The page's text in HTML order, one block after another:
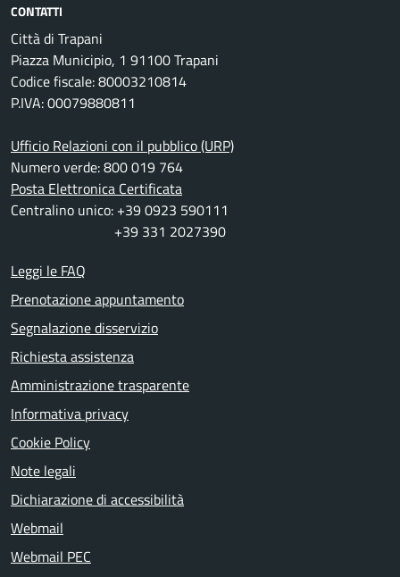
CONTATTI
Città di Trapani
Piazza Municipio, 1 91100 Trapani
Codice fiscale: 80003210814
P.IVA: 00079880811
Ufficio Relazioni con il pubblico (URP)
Numero verde: 800 019 764
Posta Elettronica Certificata
Centralino unico: +39 0923 590111
+39 331 2027390
Leggi le FAQ
Prenotazione appuntamento
Segnalazione disservizio
Richiesta assistenza
Amministrazione trasparente
Informativa privacy
Cookie Policy
Note legali
Dichiarazione di accessibilità
Webmail
Webmail PEC